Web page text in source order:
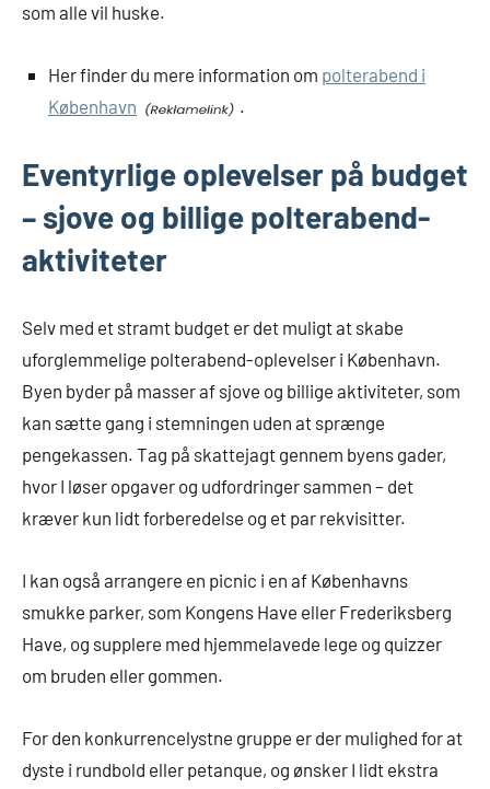
som alle vil huske.
Her finder du mere information om polterabend i
København
.
Eventyrlige oplevelser på budget
– sjove og billige polterabend-
aktiviteter
Selv med et stramt budget er det muligt at skabe
uforglemmelige polterabend-oplevelser i København.
Byen byder på masser af sjove og billige aktiviteter, som
kan sætte gang i stemningen uden at sprænge
pengekassen. Tag på skattejagt gennem byens gader,
hvor I løser opgaver og udfordringer sammen – det
kræver kun lidt forberedelse og et par rekvisitter.
I kan også arrangere en picnic i en af Københavns
smukke parker, som Kongens Have eller Frederiksberg
Have, og supplere med hjemmelavede lege og quizzer
om bruden eller gommen.
For den konkurrencelystne gruppe er der mulighed for at
dyste i rundbold eller petanque, og ønsker I lidt ekstra